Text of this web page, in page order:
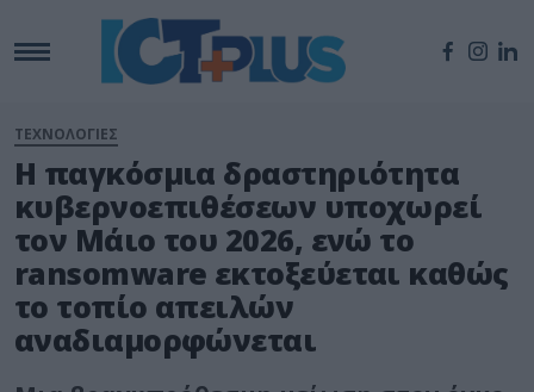
ΤΕΧΝΟΛΟΓΙΕΣ
Η παγκόσμια δραστηριότητα
κυβερνοεπιθέσεων υποχωρεί
τον Μάιο του 2026, ενώ το
ransomware εκτοξεύεται καθώς
το τοπίο απειλών
αναδιαμορφώνεται